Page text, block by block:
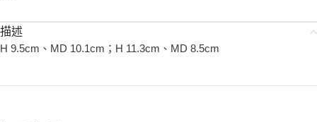
描述
H 9.5cm、MD 10.1cm；H 11.3cm、MD 8.5cm